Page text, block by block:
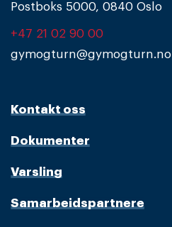
Postboks 5000, 0840 Oslo
+47 21 02 90 00
gymogturn@gymogturn.no
Kontakt oss
Dokumenter
Varsling
Samarbeidspartnere